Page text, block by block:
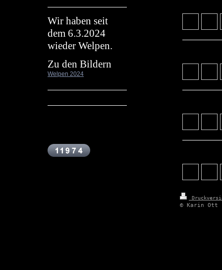
© Karin Ott
Wir haben seit
dem 6.3.2024
wieder Welpen.
Zu den Bildern
Welpen 2024